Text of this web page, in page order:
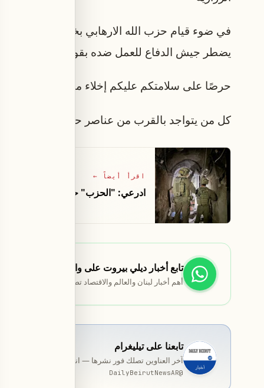
في ضوء قيام حزب الله الارهابي بخرق اتفاق وقف
يضطر جيش الدفاع للعمل ضده بقوةّ لا سيما في
حرصًا على سلامتكم عليكم إخلاء منازلكم فوراً
كل من يتواجد بالقرب من عناصر حزب الله ومنشآته
اقرأ أيضاً ←
ادرعي: "الحزب" حوّل قلعة الشقيف
تابع أخبار ديلي بيروت على واتساب
أهم أخبار لبنان والعالم والاقتصاد تصلك مباشرة.
تابعنا على تيليغرام
آخر العناوين تصلك فور نشرها — انضمّ إلى قناة المخصّصة
@
DailyBeirutNewsAR